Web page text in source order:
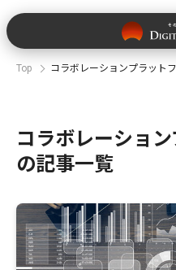
Top コラボレーションプラット
コラボレーショ
の記事一覧